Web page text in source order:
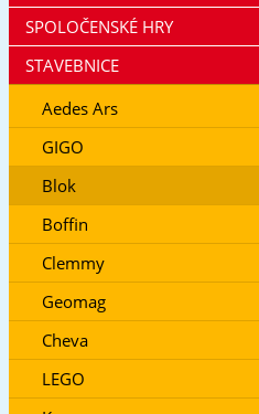
SPOLOČENSKÉ HRY
STAVEBNICE
Aedes Ars
GIGO
Blok
Boffin
Clemmy
Geomag
Cheva
LEGO